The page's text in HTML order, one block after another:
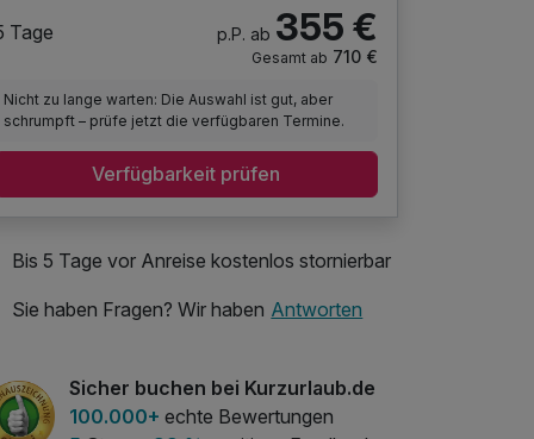
Tage
p.P. ab 355 €
Gesamt ab 710 €
Nicht zu lange warten: Die Auswahl ist gut, aber
schrumpft – prüfe jetzt die verfügbaren Termine.
Verfügbarkeit prüfen
Bis 5 Tage vor Anreise kostenlos stornierbar
Sie haben Fragen? Wir haben Antworten
Sicher buchen bei Kurzurlaub.de
100.000+ echte Bewertungen